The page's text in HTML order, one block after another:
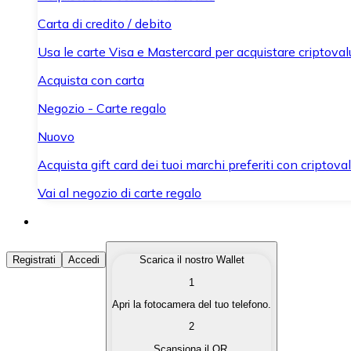
Carta di credito / debito
Usa le carte Visa e Mastercard per acquistare
Acquista con carta
Negozio - Carte regalo
Nuovo
Acquista gift card dei tuoi marchi preferiti con
Vai al negozio di carte regalo
Acquista Criptovalute
Acquista le criptovalute che ti interessano in modo
Converti le tue criptovalute in valuta fiat quando ne hai
Registrati Accedi
Scarica il nostro Wallet
1
Apri la fotocamera del tuo telefono.
2